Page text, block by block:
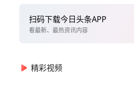
扫码下载今日头条APP
看最新、最热资讯内容
精彩视频